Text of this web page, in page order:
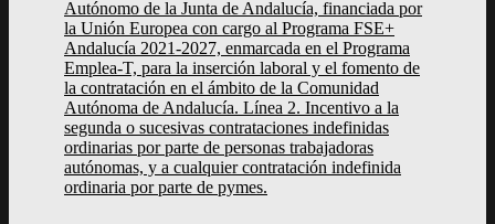
Autónomo de la Junta de Andalucía, financiada por
la Unión Europea con cargo al Programa FSE+
Andalucía 2021-2027, enmarcada en el Programa
Emplea-T, para la inserción laboral y el fomento de
la contratación en el ámbito de la Comunidad
Autónoma de Andalucía. Línea 2. Incentivo a la
segunda o sucesivas contrataciones indefinidas
ordinarias por parte de personas trabajadoras
autónomas, y a cualquier contratación indefinida
ordinaria por parte de pymes.